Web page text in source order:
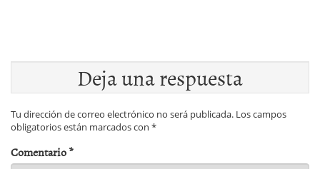
Deja una respuesta
Tu dirección de correo electrónico no será publicada. Los campos
obligatorios están marcados con *
Comentario*